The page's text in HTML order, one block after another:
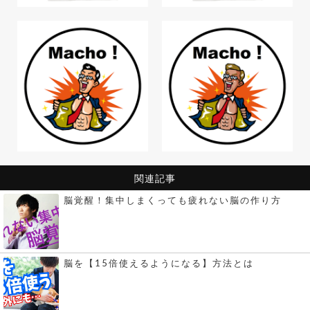
関連記事
脳覚醒！集中しまくっても疲れない脳の作り方
脳を【15倍使えるようになる】方法とは